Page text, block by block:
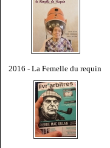
2016 - La Femelle du requin